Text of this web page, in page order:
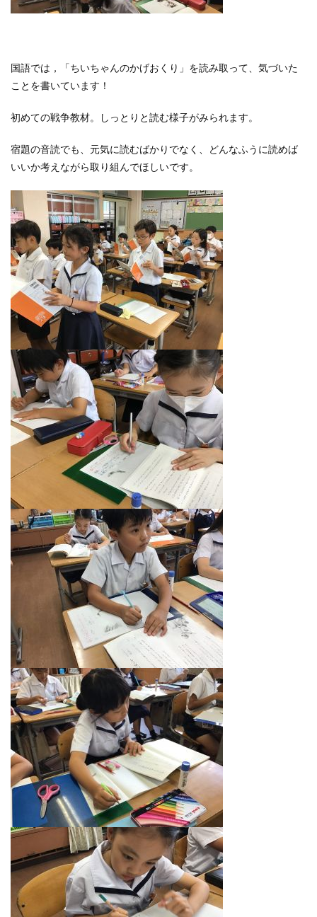
国語では，「ちいちゃんのかげおくり」を読み取って、気づいた
ことを書いています！
初めての戦争教材。しっとりと読む様子がみられます。
宿題の音読でも、元気に読むばかりでなく、どんなふうに読めば
いいか考えながら取り組んでほしいです。